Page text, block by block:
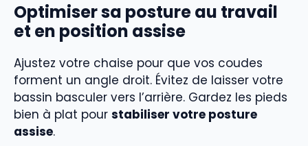
Optimiser sa posture au travail
et en position assise
Ajustez votre chaise pour que vos coudes
forment un angle droit. Évitez de laisser votre
bassin basculer vers l’arrière. Gardez les pieds
bien à plat pour stabiliser votre posture
assise.